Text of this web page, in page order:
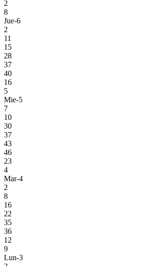
2
8
Jue-6
2
11
15
28
37
40
16
5
Mie-5
7
10
30
37
43
46
23
4
Mar-4
2
8
16
22
35
36
12
9
Lun-3